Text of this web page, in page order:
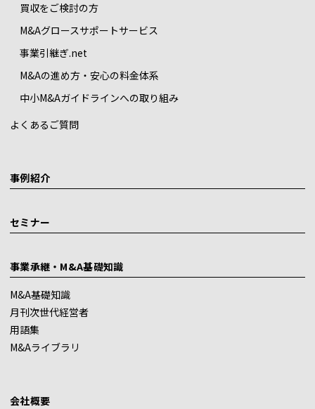
買収をご検討の方
M&Aグロースサポートサービス
事業引継ぎ.net
M&Aの進め方・安心の料金体系
中小M&Aガイドラインへの取り組み
よくあるご質問
事例紹介
セミナー
事業承継・M&A基礎知識
M&A基礎知識
月刊次世代経営者
用語集
M&Aライブラリ
会社概要